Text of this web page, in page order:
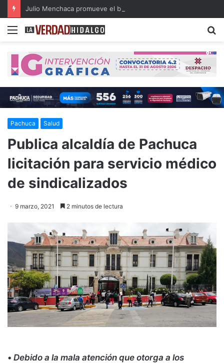
Menu
Pachuca Salud
Publica alcaldía de Pachuca
licitación para servicio médico
de sindicalizados
9 marzo, 2021 2 minutos de lectura
• Debido a la mala atención que otorga a los